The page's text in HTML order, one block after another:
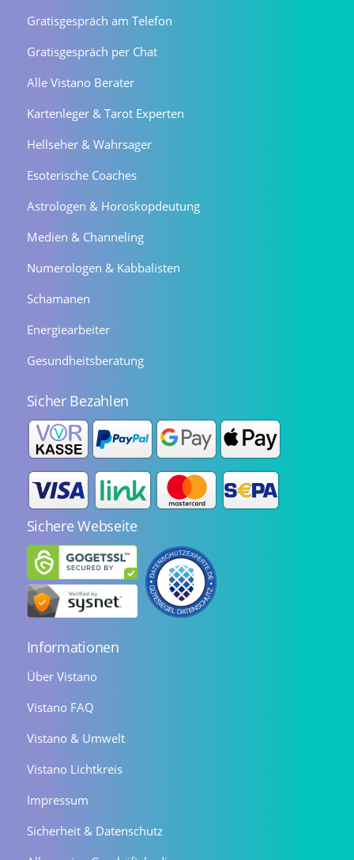
Gratisgespräch am Telefon
Gratisgespräch per Chat
Alle Vistano Berater
Kartenleger & Tarot Experten
Hellseher & Wahrsager
Esoterische Coaches
Astrologen & Horoskopdeutung
Medien & Channeling
Numerologen & Kabbalisten
Schamanen
Energiearbeiter
Gesundheitsberatung
Sicher Bezahlen
Sichere Webseite
Informationen
Über Vistano
Vistano FAQ
Vistano & Umwelt
Vistano Lichtkreis
Impressum
Sicherheit & Datenschutz